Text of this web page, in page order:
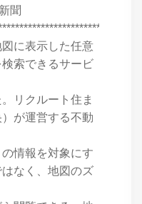
聞
に表示した任意
索できるサービ
リクルート住ま
が運営する不動
情報を対象にす
なく、地図のズ